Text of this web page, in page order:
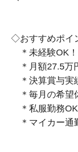
◇おすすめポイ
＊未経験OK
＊月額27.5万
＊決算賞与実
＊毎月の希望
＊私服勤務OK
＊マイカー通